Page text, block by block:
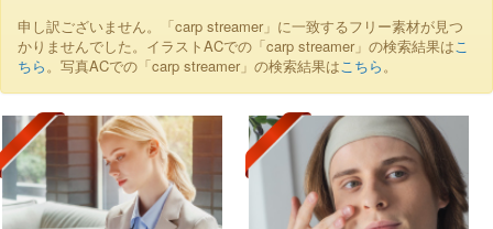
申し訳ございません。「carp streamer」に一致するフリー素材が見つ
かりませんでした。イラストACでの「carp streamer」の検索結果はこ
ちら。写真ACでの「carp streamer」の検索結果はこちら。